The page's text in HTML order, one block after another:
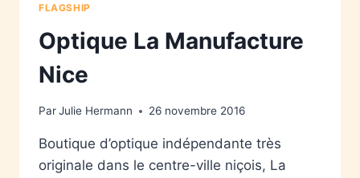
FLAGSHIP
Optique La Manufacture
Nice
ParJulie Hermann 26 novembre 2016
Boutique d’optique indépendante très
originale dans le centre-ville niçois, La